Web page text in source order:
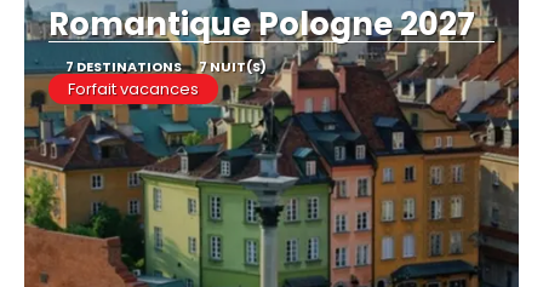
Romantique Pologne 2027
7 DESTINATIONS 7 NUIT(S)
Forfait vacances